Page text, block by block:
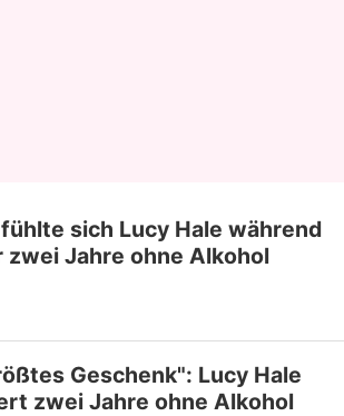
sich Lucy Hale während
zwei Jahre ohne Alkohol
Geschenk": Lucy Hale
zwei Jahre ohne Alkohol